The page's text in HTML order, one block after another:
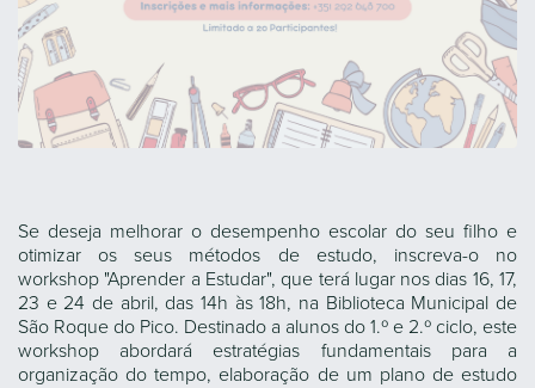
Se deseja melhorar o desempenho escolar do seu filho e
otimizar os seus métodos de estudo, inscreva-o no
workshop "Aprender a Estudar", que terá lugar nos dias 16, 17,
23 e 24 de abril, das 14h às 18h, na Biblioteca Municipal de
São Roque do Pico. Destinado a alunos do 1.º e 2.º ciclo, este
workshop abordará estratégias fundamentais para a
organização do tempo, elaboração de um plano de estudo